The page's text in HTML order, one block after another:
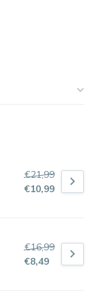
€21,99
€10,99
€16,99
€8,49